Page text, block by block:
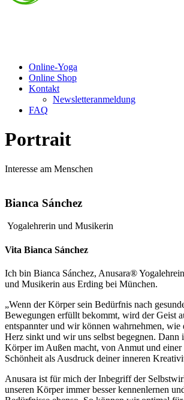
Online-Yoga
Online Shop
Kontakt
Newsletteranmeldung
FAQ
Portrait
Interesse am Menschen
Bianca Sánchez
Yogalehrerin und Musikerin
Vita Bianca Sánchez
Ich bin Bianca Sánchez, Anusara®
und Musikerin aus Erding bei München.
„Wenn der Körper sein Bedürfnis nach
Bewegungen erfüllt bekommt, wird der Geist
entspannter und wir können wahrnehmen, wie
Herz sinkt und wir uns selbst begegnen. Dann
Körper im Außen macht, von Anmut und einer
Schönheit als Ausdruck deiner inneren
Anusara ist für mich der Inbegriff der
unseren Körper immer besser kennenlernen